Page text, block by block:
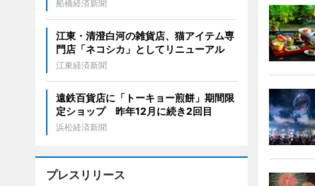
船橋経済新聞
江東・清澄白河の雑貨店、猫アイテム専
門店「ネコシカ」としてリニューアル
江東経済新聞
遠鉄百貨店に「トーキョー煎餅」期間限
定ショップ 昨年12月に続き2回目
浜松経済新聞
プレスリリース